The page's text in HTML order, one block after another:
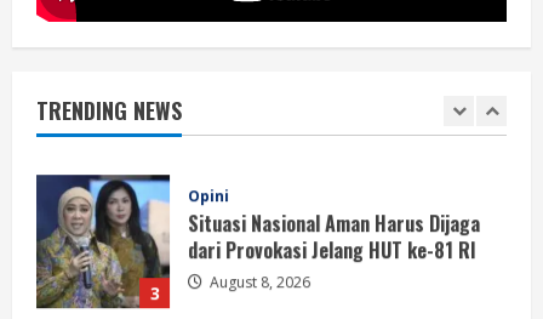
TRENDING NEWS
2
Berita
Situasi Nasional Aman, Publik Diminta
3
Situasi Nasional Aman Harus Dijaga
dari Provokasi Jelang HUT ke-81 RI